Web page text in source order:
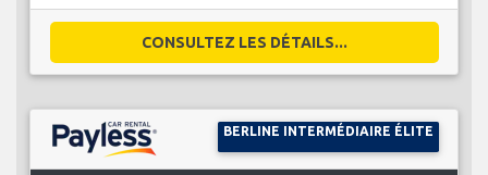
CONSULTEZ LES DÉTAILS...
BERLINE INTERMÉDIAIRE ÉLITE